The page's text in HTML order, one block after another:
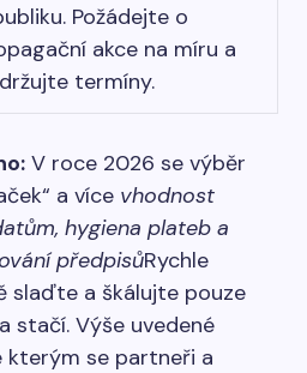
Požádejte o
akce na míru a
termíny.
V roce 2026 se výběr
a více vhodnost
hygiena plateb a
předpisůRychle
slaďte a škálujte pouze
stačí. Výše ​​uvedené
kterým se partneři a